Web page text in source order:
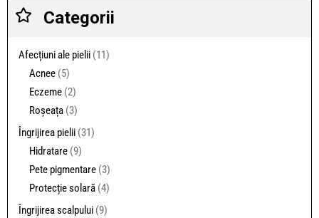
Categorii
Afecțiuni ale pielii (11)
Acnee (5)
Eczeme (2)
Roșeața (3)
Îngrijirea pielii (31)
Hidratare (9)
Pete pigmentare (3)
Protecție solară (4)
Îngrijirea scalpului (9)